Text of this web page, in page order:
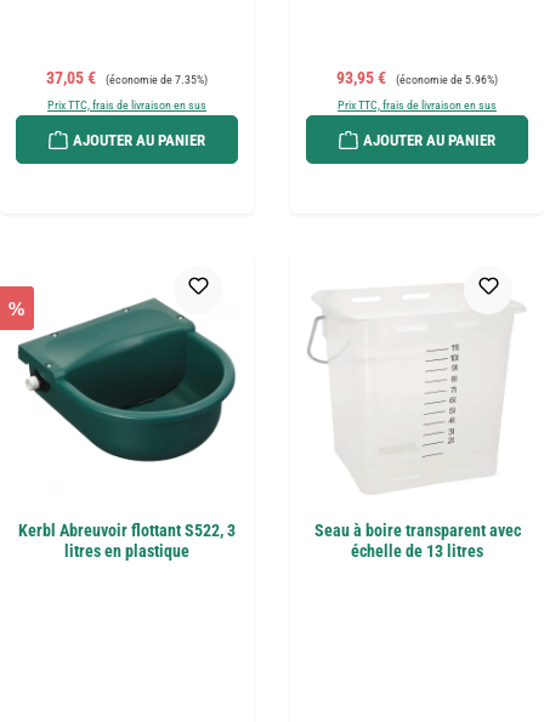
Prix de vente :
37,05 € Prix régulier :
(économie de 7.35%)
Prix TTC, frais de livraison en sus
AJOUTER AU PANIER
Prix de vente :
93,95 € Prix régulier :
(économie de 5.96%)
Prix TTC, frais de livraison en sus
AJOUTER AU PANIER
%
Kerbl Abreuvoir flottant S522, 3
litres en plastique
Seau à boire transparent avec
échelle de 13 litres